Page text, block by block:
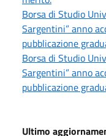
Borsa di Studio
Sargentini” anno
pubblicazione
Borsa di Studio
Sargentini” anno
pubblicazione
Ultimo